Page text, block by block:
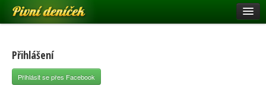
Pivní deníček
Pivní mapa
Pivní značky
Přihlášení
Přihlásit se přes Facebook